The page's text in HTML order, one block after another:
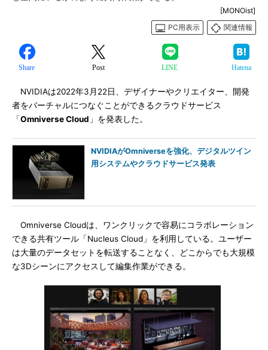
[MONOist]
PC用表示
関連情報
Share Post LINE Hatena
NVIDIAは2022年3月22日、デザイナーやクリエイター、開発
者をバーチャルにつなぐことができるクラウドサービス
「Omniverse Cloud 」を発表した。
NVIDIAがOmniverseを強化、デジタルツイン
用システムやクラウドサービス発表
Omniverse Cloudは、ワンクリックで容易にコラボレーション
できる共有ツール「Nucleus Cloud」を利用している。ユーザー
は大量のデータセットを転送することなく、どこからでも大規模
な3Dシーンにアクセスして編集作業ができる。